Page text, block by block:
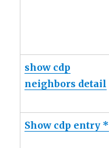
show cdp
neighbors detail
Show cdp entry *